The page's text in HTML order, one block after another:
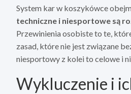
System kar w koszykówce
techniczne i niesportowe są
Przewinienia osobiste to te,
zasad, które nie jest związane
niesportowy z kolei to celowe i
Wykluczenie i